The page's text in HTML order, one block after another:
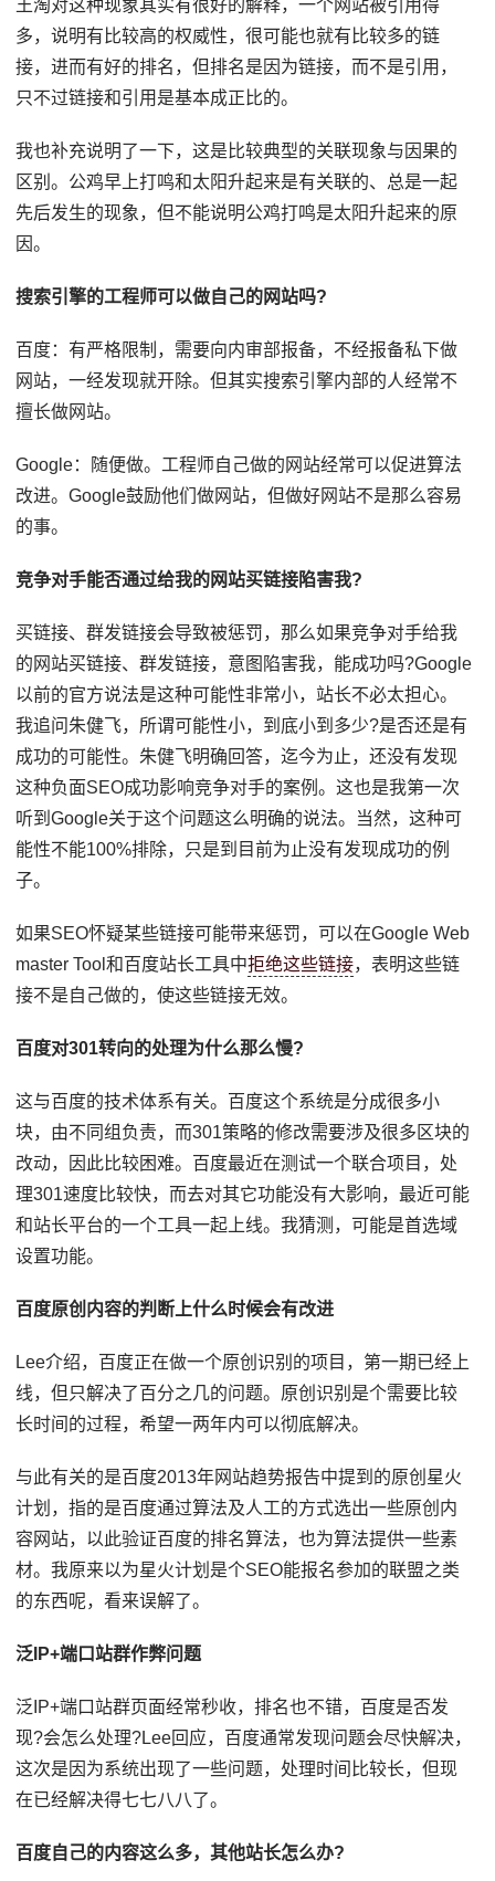
王淘对这种现象其实有很好的解释，一个网站被引用得
多，说明有比较高的权威性，很可能也就有比较多的链
接，进而有好的排名，但排名是因为链接，而不是引用，
只不过链接和引用是基本成正比的。
我也补充说明了一下，这是比较典型的关联现象与因果的
区别。公鸡早上打鸣和太阳升起来是有关联的、总是一起
先后发生的现象，但不能说明公鸡打鸣是太阳升起来的原
因。
搜索引擎的工程师可以做自己的网站吗?
百度：有严格限制，需要向内审部报备，不经报备私下做
网站，一经发现就开除。但其实搜索引擎内部的人经常不
擅长做网站。
Google：随便做。工程师自己做的网站经常可以促进算法
改进。Google鼓励他们做网站，但做好网站不是那么容易
的事。
竞争对手能否通过给我的网站买链接陷害我?
买链接、群发链接会导致被惩罚，那么如果竞争对手给我
的网站买链接、群发链接，意图陷害我，能成功吗?Google
以前的官方说法是这种可能性非常小，站长不必太担心。
我追问朱健飞，所谓可能性小，到底小到多少?是否还是有
成功的可能性。朱健飞明确回答，迄今为止，还没有发现
这种负面SEO成功影响竞争对手的案例。这也是我第一次
听到Google关于这个问题这么明确的说法。当然，这种可
能性不能100%排除，只是到目前为止没有发现成功的例
子。
如果SEO怀疑某些链接可能带来惩罚，可以在Google Web
master Tool和百度站长工具中拒绝这些链接，表明这些链
接不是自己做的，使这些链接无效。
百度对301转向的处理为什么那么慢?
这与百度的技术体系有关。百度这个系统是分成很多小
块，由不同组负责，而301策略的修改需要涉及很多区块的
改动，因此比较困难。百度最近在测试一个联合项目，处
理301速度比较快，而去对其它功能没有大影响，最近可能
和站长平台的一个工具一起上线。我猜测，可能是首选域
设置功能。
百度原创内容的判断上什么时候会有改进
Lee介绍，百度正在做一个原创识别的项目，第一期已经上
线，但只解决了百分之几的问题。原创识别是个需要比较
长时间的过程，希望一两年内可以彻底解决。
与此有关的是百度2013年网站趋势报告中提到的原创星火
计划，指的是百度通过算法及人工的方式选出一些原创内
容网站，以此验证百度的排名算法，也为算法提供一些素
材。我原来以为星火计划是个SEO能报名参加的联盟之类
的东西呢，看来误解了。
泛IP+端口站群作弊问题
泛IP+端口站群页面经常秒收，排名也不错，百度是否发
现?会怎么处理?Lee回应，百度通常发现问题会尽快解决，
这次是因为系统出现了一些问题，处理时间比较长，但现
在已经解决得七七八八了。
百度自己的内容这么多，其他站长怎么办?